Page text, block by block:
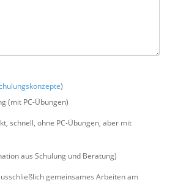
)
(mit PC-Übungen)
schnell, ohne PC-Übungen, aber mit
aus Schulung und Beratung)
gemeinsames Arbeiten am